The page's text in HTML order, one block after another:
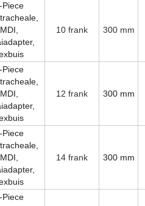
Piece
MDI,
10 frank 300 mm
Piece
MDI,
12 frank 300 mm
Piece
MDI,
14 frank 300 mm
Piece